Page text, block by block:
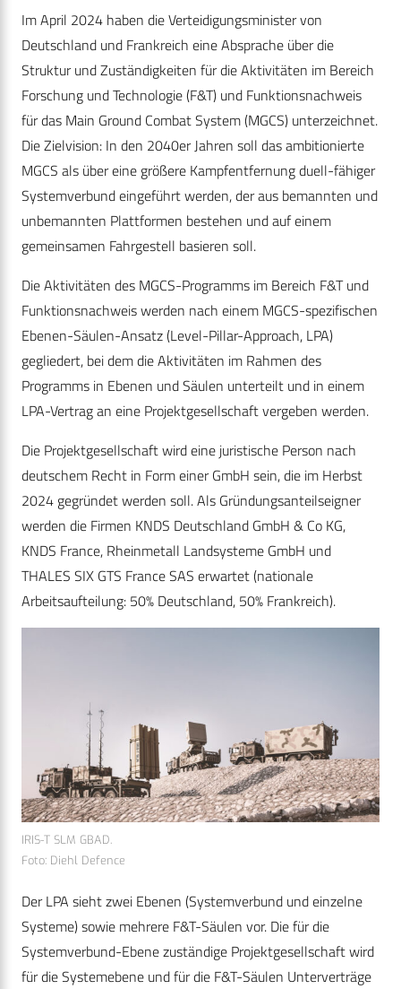
Im April 2024 haben die Verteidigungsminister von
Deutschland und Frankreich eine Absprache über die
Struktur und Zuständigkeiten für die Aktivitäten im Bereich
Forschung und Technologie (F&T) und Funktionsnachweis
für das Main Ground Combat System (MGCS) unterzeichnet.
Die Zielvision: In den 2040er Jahren soll das ambitionierte
MGCS als über eine größere Kampfentfernung duell-fähiger
Systemverbund eingeführt werden, der aus bemannten und
unbemannten Plattformen bestehen und auf einem
gemeinsamen Fahrgestell basieren soll.
Die Aktivitäten des MGCS-Programms im Bereich F&T und
Funktionsnachweis werden nach einem MGCS-spezifischen
Ebenen-Säulen-Ansatz (Level-Pillar-Approach, LPA)
gegliedert, bei dem die Aktivitäten im Rahmen des
Programms in Ebenen und Säulen unterteilt und in einem
LPA-Vertrag an eine Projektgesellschaft vergeben werden.
Die Projektgesellschaft wird eine juristische Person nach
deutschem Recht in Form einer GmbH sein, die im Herbst
2024 gegründet werden soll. Als Gründungsanteilseigner
werden die Firmen KNDS Deutschland GmbH & Co KG,
KNDS France, Rheinmetall Landsysteme GmbH und
THALES SIX GTS France SAS erwartet (nationale
Arbeitsaufteilung: 50% Deutschland, 50% Frankreich).
IRIS-T SLM GBAD.
Foto: Diehl Defence
Der LPA sieht zwei Ebenen (Systemverbund und einzelne
Systeme) sowie mehrere F&T-Säulen vor. Die für die
Systemverbund-Ebene zuständige Projektgesellschaft wird
für die Systemebene und für die F&T-Säulen Unterverträge